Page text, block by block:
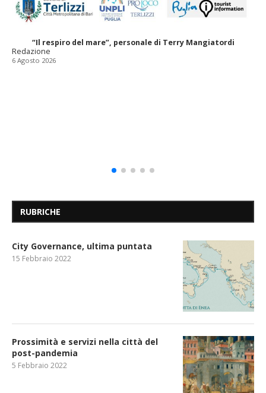
“Il respiro del mare”, personale di Terry Mangiatordi
Redazione
6 Agosto 2026
RUBRICHE
City Governance, ultima puntata
15 Febbraio 2022
Prossimità e servizi nella città del
post-pandemia
5 Febbraio 2022